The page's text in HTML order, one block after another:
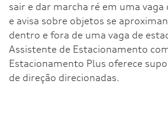
sair e dar marcha ré em uma
e avisa sobre objetos se
dentro e fora de uma vaga de
Assistente de Estacionamento
Estacionamento Plus oferece
de direção direcionadas.